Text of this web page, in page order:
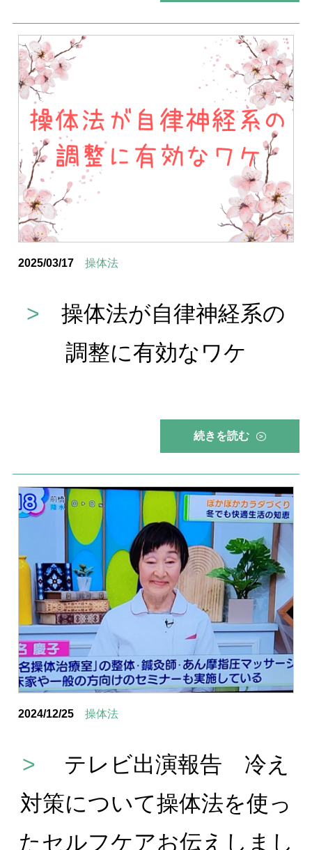
2025/03/17 操体法
>
操体法が自律神経系の
調整に有効なワケ
続きを読む >
2024/12/25 操体法
>
テレビ出演報告 冷え
対策について操体法を使っ
たセルフケアお伝えしまし